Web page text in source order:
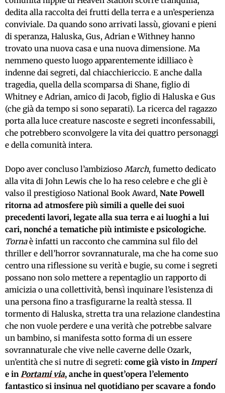
dedita alla raccolta dei frutti della terra e a un’esperienza
conviviale. Da quando sono arrivati lassù, giovani e pieni
di speranza, Haluska, Gus, Adrian e Withney hanno
trovato una nuova casa e una nuova dimensione. Ma
nemmeno questo luogo apparentemente idilliaco è
indenne dai segreti, dal chiacchiericcio. E anche dalla
tragedia, quella della scomparsa di Shane, figlio di
Whitney e Adrian, amico di Jacob, figlio di Haluska e Gus
(che già da tempo si sono separati). La ricerca del ragazzo
porta alla luce creature nascoste e segreti inconfessabili,
che potrebbero sconvolgere la vita dei quattro personaggi
e della comunità intera.
Dopo aver concluso l’ambizioso March, fumetto dedicato
alla vita di John Lewis che lo ha reso celebre e che gli è
valso il prestigioso National Book Award, Nate Powell
ritorna ad atmosfere più simili a quelle dei suoi
precedenti lavori, legate alla sua terra e ai luoghi a lui
cari, nonché a tematiche più intimiste e psicologiche.
Tornaè infatti un racconto che cammina sul filo del
thriller e dell’horror sovrannaturale, ma che ha come suo
centro una riflessione su verità e bugie, su come i segreti
possano non solo mettere a repentaglio un rapporto di
amicizia o una collettività, bensì inquinare l’esistenza di
una persona fino a trasfigurarne la realtà stessa. Il
tormento di Haluska, stretta tra una relazione clandestina
che non vuole perdere e una verità che potrebbe salvare
un bambino, si manifesta sotto forma di un essere
sovrannaturale che vive nelle caverne delle Ozark,
un’entità che si nutre di segreti: come già visto inImperi
e inPortami via, anche in quest’opera l’elemento
fantastico si insinua nel quotidiano per scavare a fondo